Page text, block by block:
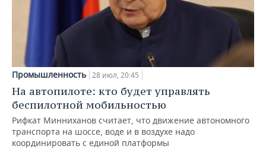
Промышленность 28 июл, 20:45
На автопилоте: кто будет управлять
беспилотной мобильностью
Рифкат Минниханов считает, что движение автономного
транспорта на шоссе, воде и в воздухе надо
координировать с единой платформы